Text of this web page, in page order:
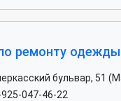
ремонту одежды
бульвар, 51
047-46-22